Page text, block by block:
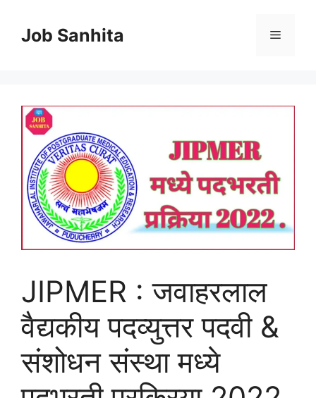
contentJob Sanhita Menu
JIPMER : जवाहरलाल
वैद्यकीय पदव्युत्तर पदवी &
संशोधन संस्था मध्ये